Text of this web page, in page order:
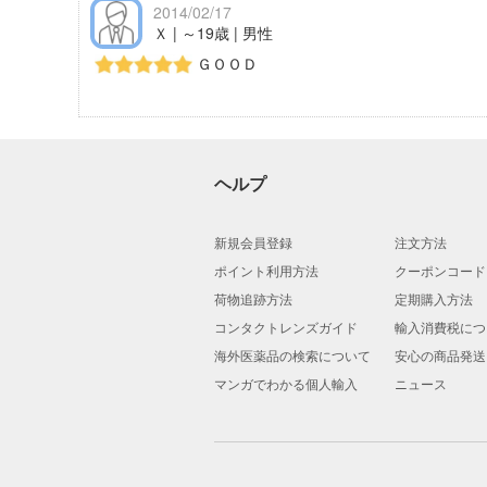
2014/02/17
Ｘ | ～19歳 | 男性
ＧＯＯＤ
ヘルプ
新規会員登録
注文方法
ポイント利用方法
クーポンコー
荷物追跡方法
定期購入方法
コンタクトレンズガイド
輸入消費税に
海外医薬品の検索について
安心の商品発送
マンガでわかる個人輸入
ニュース